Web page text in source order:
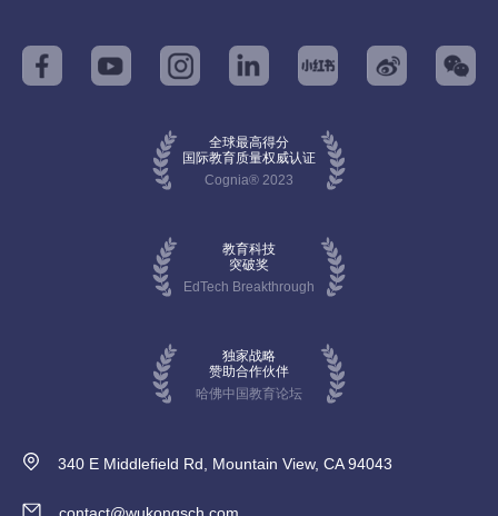
全球最高得分
国际教育质量权威认证
Cognia® 2023
教育科技
突破奖
EdTech Breakthrough
独家战略
赞助合作伙伴
哈佛中国教育论坛
340 E Middlefield Rd, Mountain View, CA 94043